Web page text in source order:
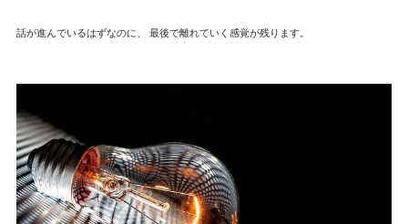
話が進んでいるはずなのに、 最後で離れていく感覚が残ります。